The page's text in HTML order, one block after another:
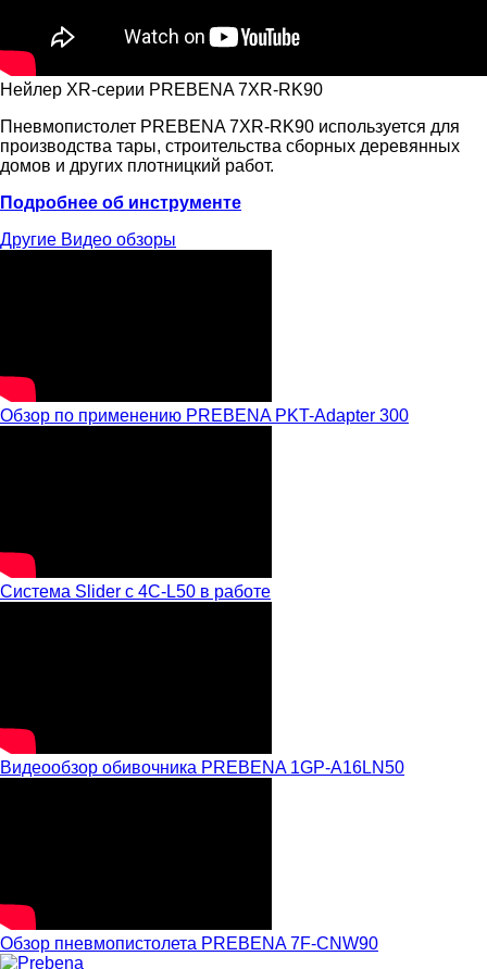
Нейлер XR-серии PREBENA 7XR-RK90
Пневмопистолет PREBENA 7XR-RK90 используется для
производства тары, строительства сборных деревянных
домов и других плотницкий работ.
Подробнее об инструменте
Другие Видео обзоры
Обзор по применению PREBENA PKT-Adapter 300
Система Slider с 4C-L50 в работе
Видеообзор обивочника PREBENA 1GP-A16LN50
Обзор пневмопистолета PREBENA 7F-CNW90